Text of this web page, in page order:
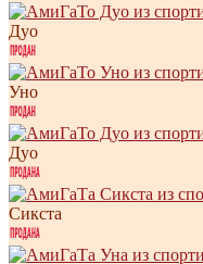
Дуо
Уно
Дуо
Сикста